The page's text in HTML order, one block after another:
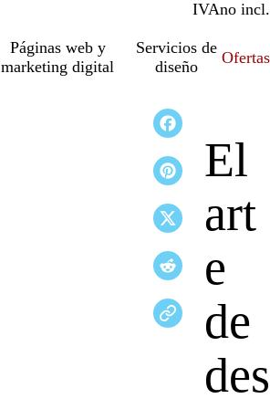
IVAincl.
no incl.
Páginas web y
marketing digital
Servicios de
diseño
Ofertas
El
art
e
de
des